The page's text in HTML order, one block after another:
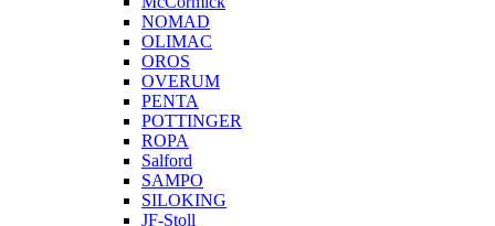
NOMAD
OLIMAC
OROS
OVERUM
PENTA
POTTINGER
ROPA
Salford
SAMPO
SILOKING
JF-Stoll